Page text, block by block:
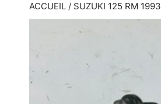
ACCUEIL / SUZUKI 125 RM 1993